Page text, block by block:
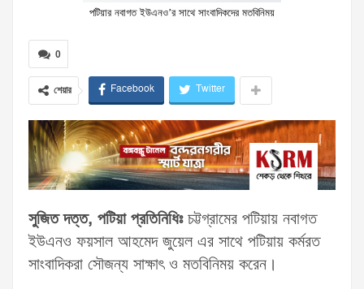
পটিয়ার নবাগত ইউএনও’র সাথে সাংবাদিকদের মতবিনিময়
0
শেয়ার Facebook Twitter
সুজিত দত্ত, পটিয়া প্রতিনিধিঃচট্টগ্রামের পটিয়ায় নবাগত
ইউএনও ফয়সাল আহমেদ জুয়েল এর সাথে পটিয়ায় কর্মরত
সাংবাদিকরা সৌজন্য সাক্ষাৎ ও মতবিনিময় করেন।